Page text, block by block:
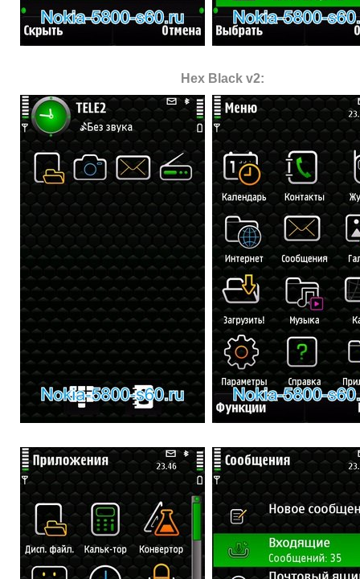
Hex Black v2: